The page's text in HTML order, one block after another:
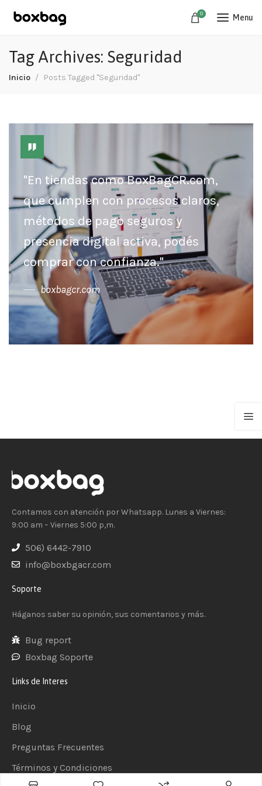
0 Menu
Tag Archives: Seguridad
Inicio Posts Tagged "Seguridad"
"En tiendas como BoxBagCR.com,
que cumplen con procesos claros,
métodos de pago seguros y
presencia digital activa, podés
comprar con confianza."
boxbagcr.com
Contamos con atención por Whatsapp. Lunes a Viernes:
9:00 am – Viernes 5:00 p,m.
506) 6442-7910
info@boxbgacr.com
Soporte
Háganos saber su opinión, sus comentarios y más.
Bug report
Boxbag Soporte
Links de Interes
Inicio
Blog
Preguntas Frecuentes
Términos y Condiciones